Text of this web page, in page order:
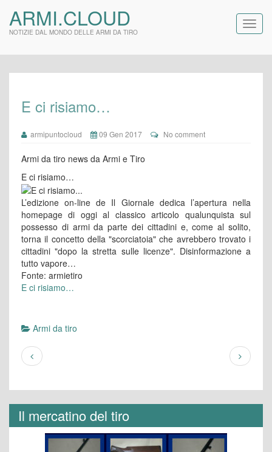
ARMI.CLOUD
NOTIZIE DAL MONDO DELLE ARMI DA TIRO
E ci risiamo…
armipuntocloud 09 Gen 2017 No comment
Armi da tiro news da Armi e Tiro
E ci risiamo…
L’edizione on-line de Il Giornale dedica l’apertura nella
homepage di oggi al classico articolo qualunquista sul
possesso di armi da parte dei cittadini e, come al solito,
torna il concetto della "scorciatoia" che avrebbero trovato i
cittadini "dopo la stretta sulle licenze". Disinformazione a
tutto vapore…
Fonte: armietiro
E ci risiamo…
Armi da tiro
Il mercatino del tiro